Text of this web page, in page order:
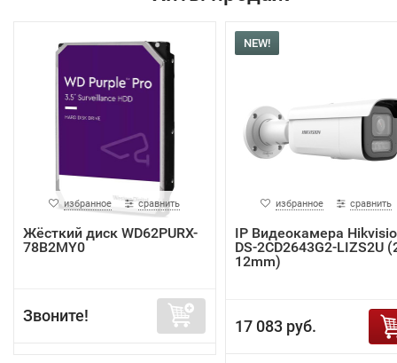
избранное сравнить
Жёсткий диск WD62PURX-
78B2MY0
Звоните!
NEW!
избранное сравнить
IP Видеокамера
DS-2CD2643G2-LIZS2U
12mm)
17 083 руб.